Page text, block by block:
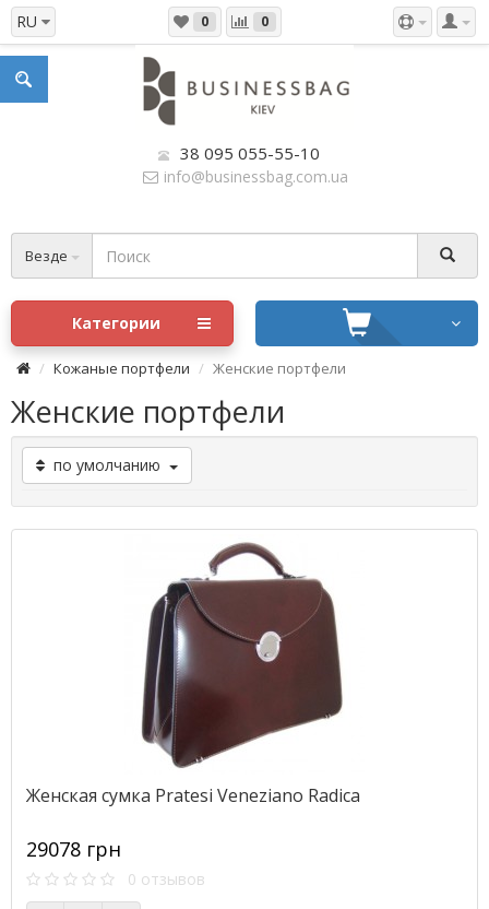
RU 0 0
38 095 055-55-10
info@businessbag.com.ua
Везде
Категории
Кожаные портфели Женские портфели
Женские портфели
по умолчанию
Женская сумка Pratesi Veneziano Radica
29078 грн
0 отзывов